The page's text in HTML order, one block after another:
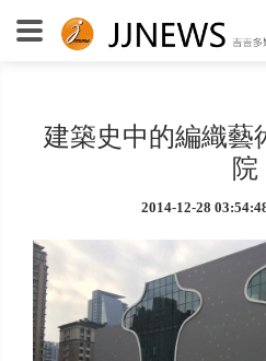
建築史中的編織藝
院
2014-12-28